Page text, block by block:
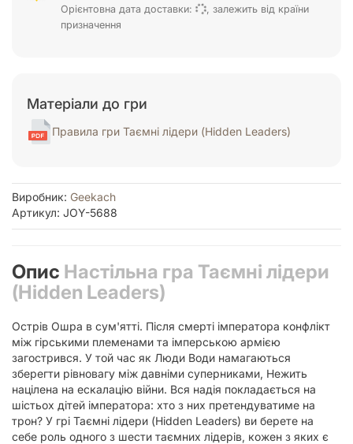
Орієнтовна дата доставки:
, залежить від країни
призначення
Матеріали до гри
Правила гри Таємні лідери (Hidden Leaders)
Виробник: Geekach
Артикул: JOY-5688
Опис Настільна гра Таємні лідери
(Hidden Leaders)
Острів Ошра в сум'ятті. Після смерті імператора конфлікт
між гірськими племенами та імперською армією
загострився. У той час як Люди Води намагаються
зберегти рівновагу між давніми суперниками, Нежить
націлена на ескалацію війни. Вся надія покладається на
шістьох дітей імператора: хто з них претендуватиме на
трон? У грі Таємні лідери (Hidden Leaders) ви берете на
себе роль одного з шести таємних лідерів, кожен з яких є